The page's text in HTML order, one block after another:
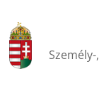
content